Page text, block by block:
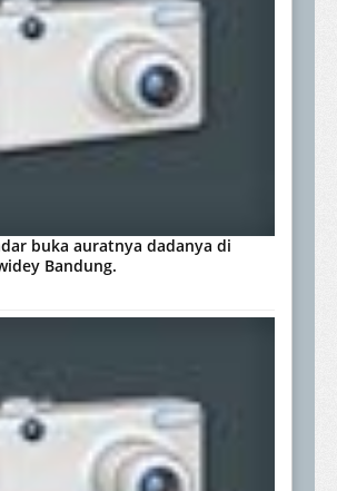
buka auratnya dadanya di
Bandung.